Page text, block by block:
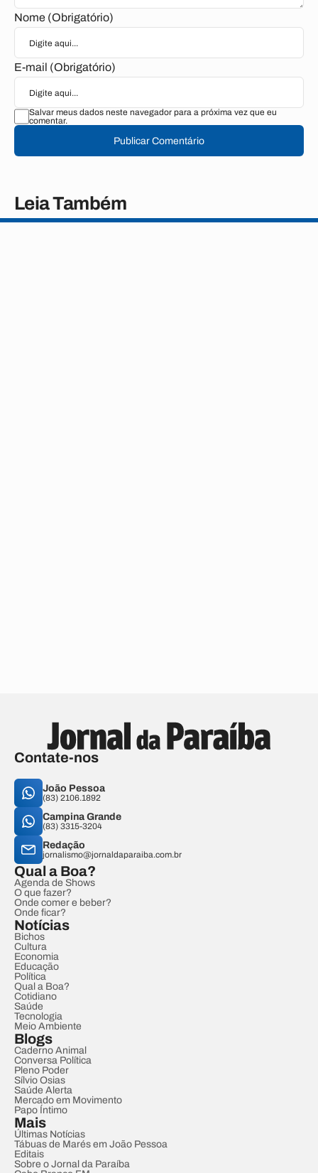
Nome (Obrigatório)
E-mail (Obrigatório)
Salvar meus dados neste navegador para a próxima vez que eu
comentar.
Publicar Comentário
Leia Também
Contate-nos
João Pessoa
(83) 2106.1892
Campina Grande
(83) 3315-3204
Redação
jornalismo@jornaldaparaiba.com.br
Qual a Boa?
Agenda de Shows
O que fazer?
Onde comer e beber?
Onde ficar?
Notícias
Bichos
Cultura
Economia
Educação
Política
Qual a Boa?
Cotidiano
Saúde
Tecnologia
Meio Ambiente
Blogs
Caderno Animal
Conversa Política
Pleno Poder
Sílvio Osias
Saúde Alerta
Mercado em Movimento
Papo Íntimo
Mais
Últimas Notícias
Tábuas de Marés em João Pessoa
Editais
Sobre o Jornal da Paraíba